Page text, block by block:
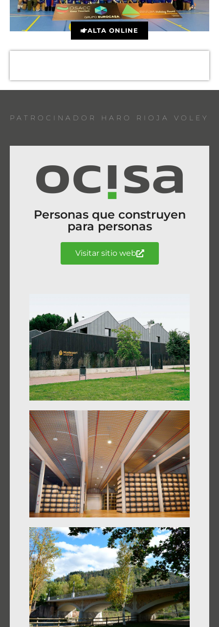
ALTA ONLINE
PATROCINADOR HARO RIOJA VOLEY
Personas que construyen
para personas
Visitar sitio web